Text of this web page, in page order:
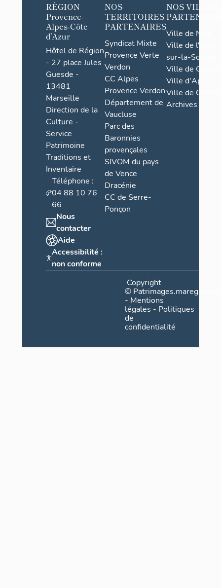
RÉGION
Provence-
Alpes-Côte
d'Azur
Hôtel de Région
- 27 place Jules
Guesde -
13481
Marseille
Direction de la
Culture -
Service
Patrimoine
Traditions et
Inventaire
Téléphone :
04 88 10 76
66
Nous
contacter
Aide
Accessibilité :
non conforme
NOS
TERRITOIRES
PARTENAIRES
Syndicat Mixte
Provence Verte
Verdon
CC Alpes
Provence Verdon
Département de
Vaucluse
Parc des
Baronnies
provençales
SIVOM du pays
de Vence
Dracénie
CC de Serre-
Ponçon
NOS VILLES
Ville de Nice
Ville de l'Isle-
sur-la-Sorgue
Ville de Grasse
Ville d'Apt
Ville de
Archives
Copyright
©
- Mentions
légales - Politiques
de
confidentialité